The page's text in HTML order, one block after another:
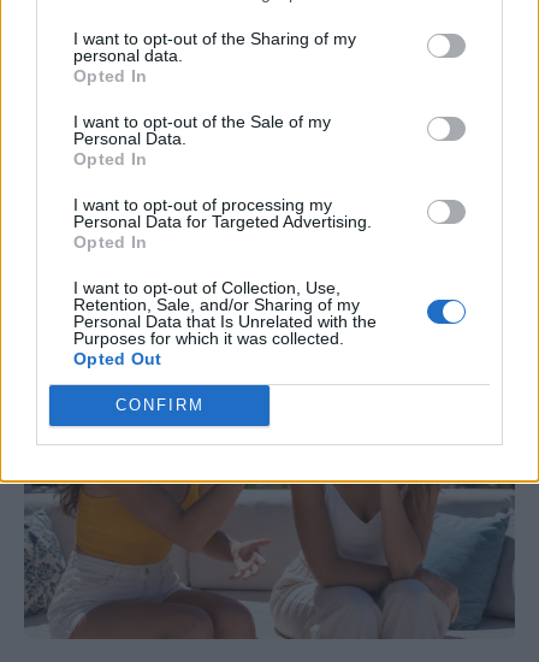
I want to opt-out of the Sharing of my
personal data.
Opted In
I want to opt-out of the Sale of my
Personal Data.
Opted In
I want to opt-out of processing my
Personal Data for Targeted Advertising.
Opted In
I want to opt-out of Collection, Use,
Retention, Sale, and/or Sharing of my
Personal Data that Is Unrelated with the
Purposes for which it was collected.
Opted Out
CONFIRM
Σκανδιναβικό bob: Το καρέ που κάνει τα
λεπτά μαλλιά να δείχνουν πιο πλούσια –
Το προτιμούν celebrities
Το σκανδιναβικό bob επιστρέφει δυναμικά,
styling. Γιατί το επιλέγουν όλο και περισσότερες
celebrities αυτό το καλοκαίρι;